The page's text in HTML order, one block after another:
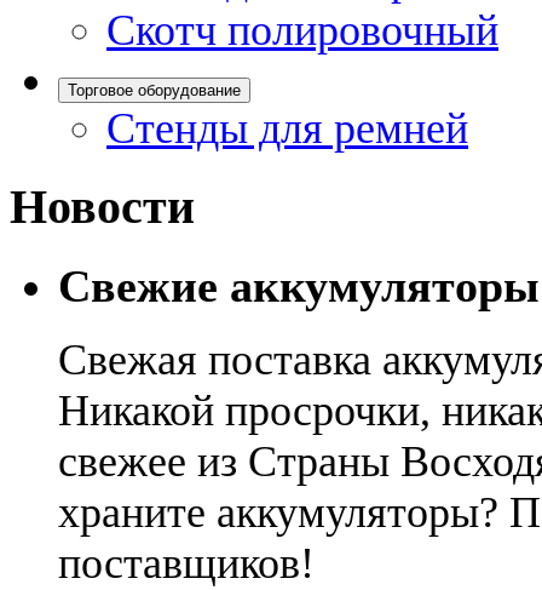
Скотч полировочный
Торговое оборудование
Стенды для ремней
Новости
Свежие
Свежая поставка
Никакой просрочки,
свежее из Страны
храните аккумуляторы?
поставщиков!